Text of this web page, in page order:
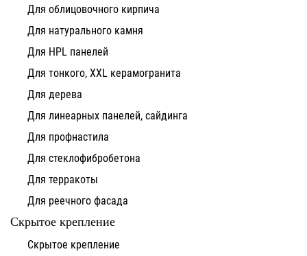
Для облицовочного кирпича
Для натурального камня
Для HPL панелей
Для тонкого, XXL керамогранита
Для дерева
Для линеарных панелей, сайдинга
Для профнастила
Для стеклофибробетона
Для терракоты
Для реечного фасада
Скрытое крепление
Скрытое крепление